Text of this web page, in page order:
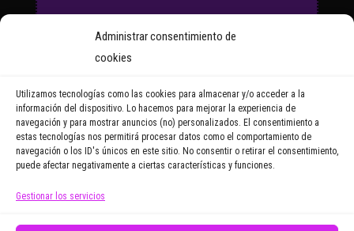
Administrar consentimiento de
cookies
Utilizamos tecnologías como las cookies para almacenar y/o acceder a la
información del dispositivo. Lo hacemos para mejorar la experiencia de
navegación y para mostrar anuncios (no) personalizados. El consentimiento a
estas tecnologías nos permitirá procesar datos como el comportamiento de
navegación o los ID's únicos en este sitio. No consentir o retirar el consentimiento,
puede afectar negativamente a ciertas características y funciones.
Gestionar los servicios
y recibirás regularmente las
noticias y reportajes que
Email Address